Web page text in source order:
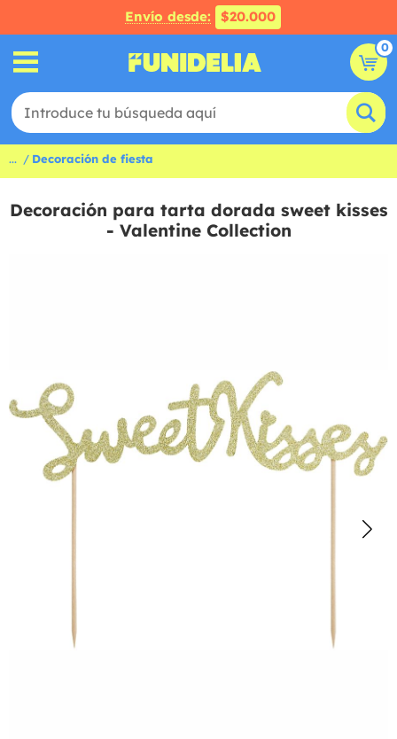
Envío desde: $20.000
0
... Decoración de fiesta
Decoración para tarta dorada sweet kisses
- Valentine Collection